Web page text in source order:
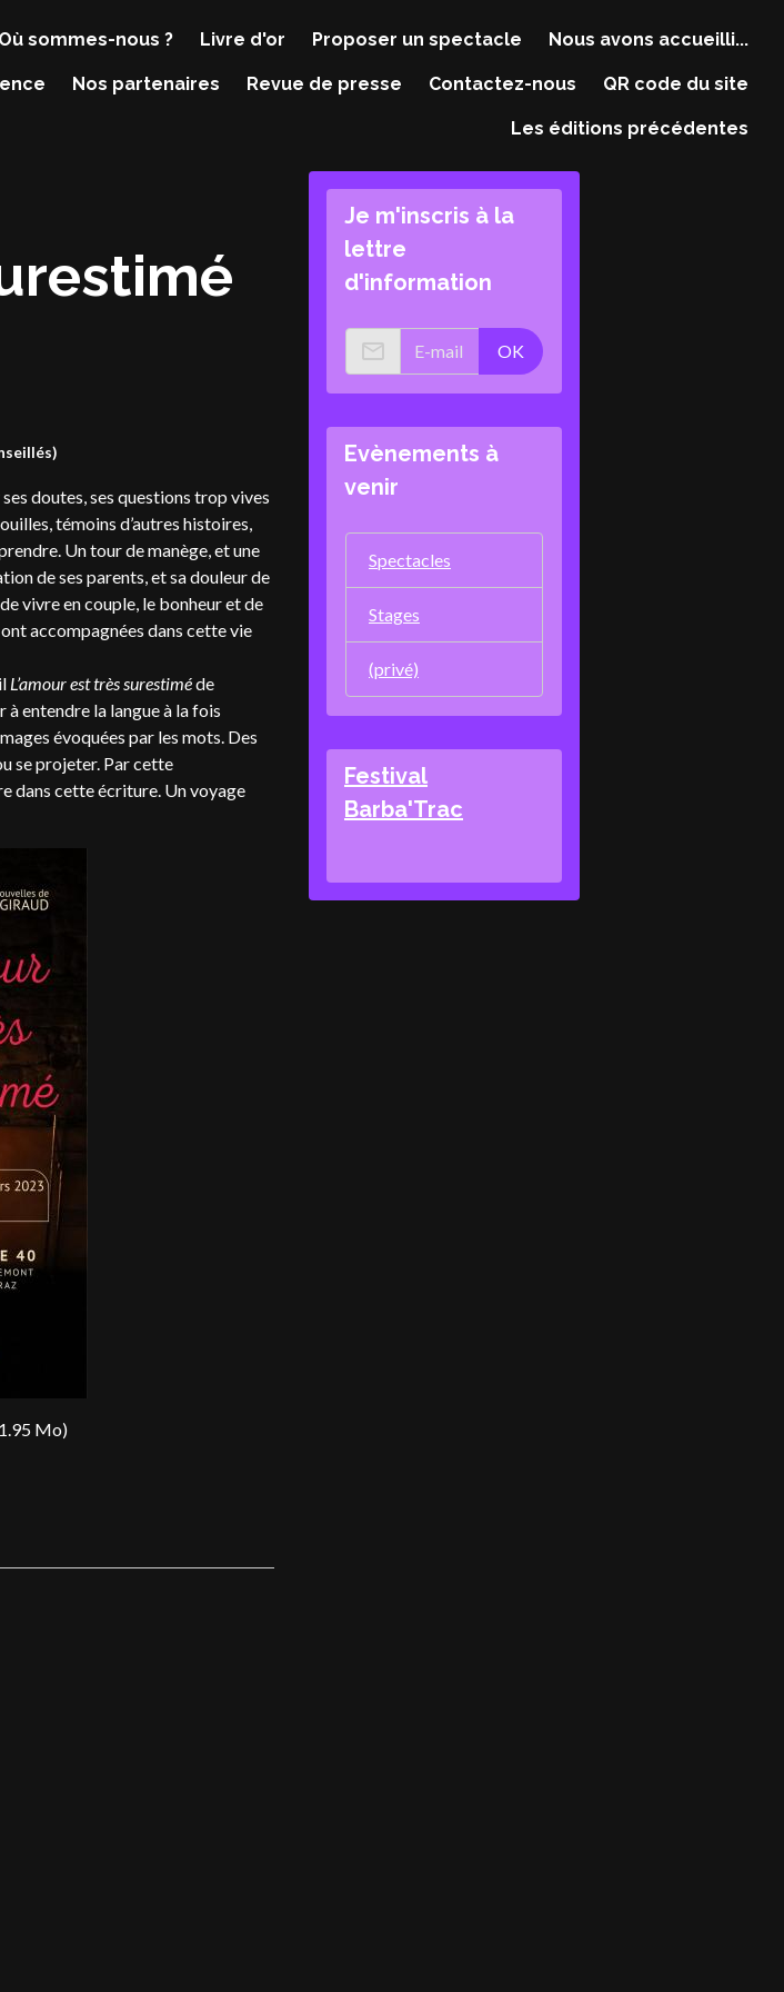
Où sommes-nous ? Livre d'or Proposer un spectacle Nous avons accueilli...
Nos partenaires Revue de presse Contactez-nous QR code du site
Les éditions précédentes
doutes, ses questions trop vives
témoins d’autres histoires,
Un tour de manège, et une
de ses parents, et sa douleur de
vivre en couple, le bonheur et de
accompagnées dans cette vie
L’amour est très surestiméde
entendre la langue à la fois
évoquées par les mots. Des
se projeter. Par cette
dans cette écriture. Un voyage
Mo)
Je m'inscris à la
lettre
d'information
OK
Evènements à
venir
Spectacles
Stages
(privé)
Festival
Barba'Trac